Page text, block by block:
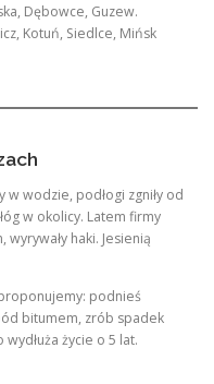
Dębowce, Guzew.
Kotuń, Siedlce, Mińsk
w wodzie, podłogi zgniły od
w okolicy. Latem firmy
haki. Jesienią
podnieś
bitumem, zrób spadek
życie o 5 lat.